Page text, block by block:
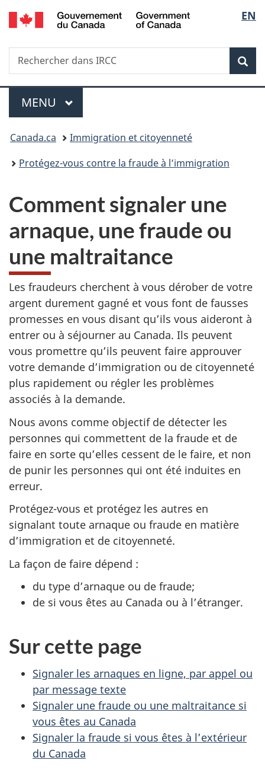
Passer
au
Passer
à
du
Passer
à
simplifiée
de
la
EN
Recherche
Rechercher
dans
Menu
MENU PRINCIPAL
Vous
êtes
Canada.ca
Immigration et citoyenneté
Protégez-vous contre la fraude à l’immigration
Comment signaler une
arnaque, une fraude ou
une maltraitance
Les fraudeurs cherchent à vous dérober de votre
argent durement gagné et vous font de fausses
promesses en vous disant qu’ils vous aideront à
entrer ou à séjourner au Canada. Ils peuvent
vous promettre qu’ils peuvent faire approuver
votre demande d’immigration ou de citoyenneté
plus rapidement ou régler les problèmes
associés à la demande.
Nous avons comme objectif de détecter les
personnes qui commettent de la fraude et de
faire en sorte qu’elles cessent de le faire, et non
de punir les personnes qui ont été induites en
erreur.
Protégez-vous et protégez les autres en
signalant toute arnaque ou fraude en matière
d’immigration et de citoyenneté.
La façon de faire dépend :
du type d’arnaque ou de fraude;
de si vous êtes au Canada ou à l’étranger.
Sur cette page
Signaler les arnaques en ligne, par appel ou
par message texte
Signaler une fraude ou une maltraitance si
vous êtes au Canada
Signaler la fraude si vous êtes à l’extérieur
du Canada